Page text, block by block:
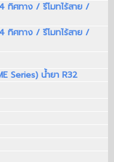
ทิศทาง / รีโมทไร้สาย /
ทิศทาง / รีโมทไร้สาย /
Series) น้ำยา R32